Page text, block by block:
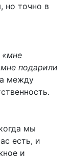
но точно в
«мне
подарили
между
мы
есть, и
и